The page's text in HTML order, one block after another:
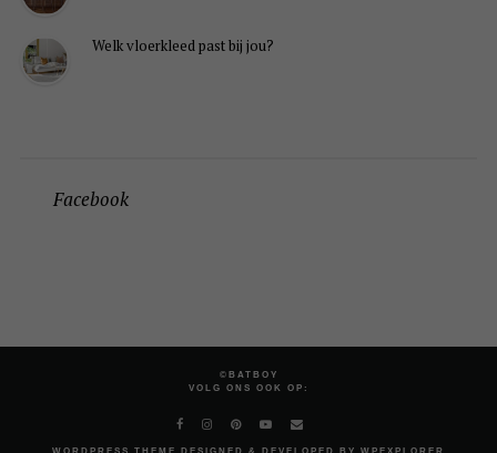
Welk vloerkleed past bij jou?
Facebook
©BATBOY
VOLG ONS OOK OP: